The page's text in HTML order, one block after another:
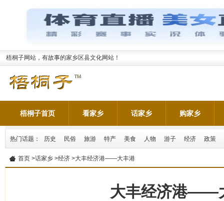
梧桐子网站，有故事的家乡区县文化网站！
梧桐子首页 看家乡 话家乡 购家乡
热门话题： 历史 民俗 旅游 特产 美食 人物 游子 经济 政策
首页 >话家乡 >经济 >大丰经济港——大丰港
大丰经济港——